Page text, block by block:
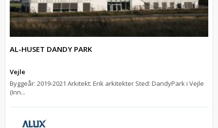
AL-HUSET DANDY PARK
Vejle
Byggeår: 2019-2021 Arkitekt: Erik arkitekter Sted: DandyPark i Vejle
(Inn...